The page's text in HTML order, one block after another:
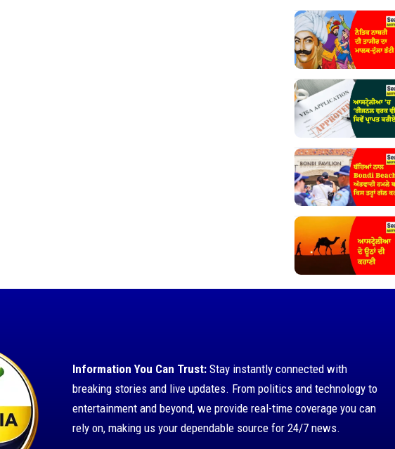
Information You Can Trust: Stay instantly connected with
breaking stories and live updates. From politics and technology to
entertainment and beyond, we provide real-time coverage you can
rely on, making us your dependable source for 24/7 news.